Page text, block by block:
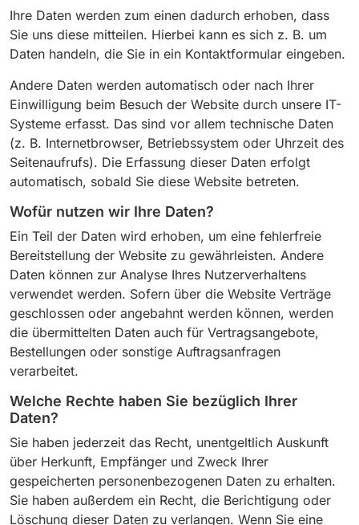
Ihre Daten werden zum einen dadurch erhoben, dass
Sie uns diese mitteilen. Hierbei kann es sich z. B. um
Daten handeln, die Sie in ein Kontaktformular eingeben.
Andere Daten werden automatisch oder nach Ihrer
Einwilligung beim Besuch der Website durch unsere IT-
Systeme erfasst. Das sind vor allem technische Daten
(z. B. Internetbrowser, Betriebssystem oder Uhrzeit des
Seitenaufrufs). Die Erfassung dieser Daten erfolgt
automatisch, sobald Sie diese Website betreten.
Wofür nutzen wir Ihre Daten?
Ein Teil der Daten wird erhoben, um eine fehlerfreie
Bereitstellung der Website zu gewährleisten. Andere
Daten können zur Analyse Ihres Nutzerverhaltens
verwendet werden. Sofern über die Website Verträge
geschlossen oder angebahnt werden können, werden
die übermittelten Daten auch für Vertragsangebote,
Bestellungen oder sonstige Auftragsanfragen
verarbeitet.
Welche Rechte haben Sie bezüglich Ihrer
Daten?
Sie haben jederzeit das Recht, unentgeltlich Auskunft
über Herkunft, Empfänger und Zweck Ihrer
gespeicherten personenbezogenen Daten zu erhalten.
Sie haben außerdem ein Recht, die Berichtigung oder
Löschung dieser Daten zu verlangen. Wenn Sie eine